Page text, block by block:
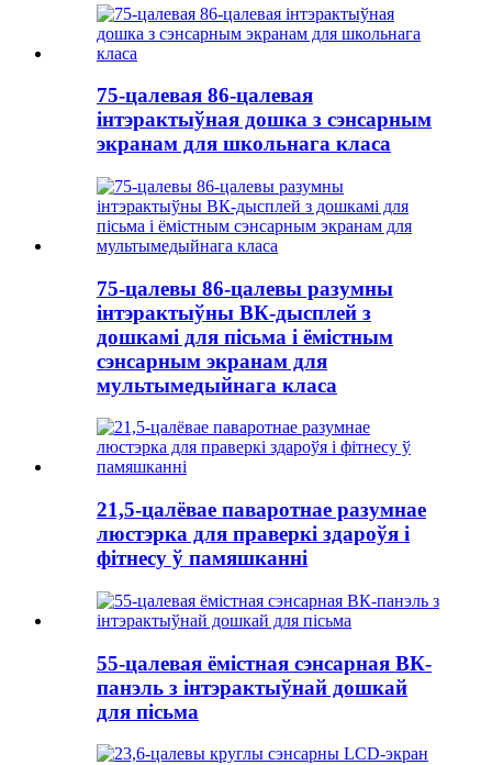
75-цалевая 86-цалевая
інтэрактыўная дошка з сэнсарным
экранам для школьнага класа
75-цалевы 86-цалевы разумны
інтэрактыўны ВК-дысплей з
дошкамі для пісьма і ёмістным
сэнсарным экранам для
мультымедыйнага класа
21,5-цалёвае паваротнае разумнае
люстэрка для праверкі здароўя і
фітнесу ў памяшканні
55-цалевая ёмістная сэнсарная ВК-
панэль з інтэрактыўнай дошкай
для пісьма